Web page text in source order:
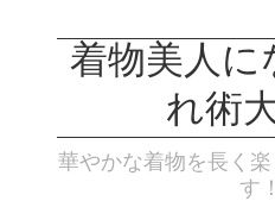
着物美人に
れ術
華やかな着物を長く
す！